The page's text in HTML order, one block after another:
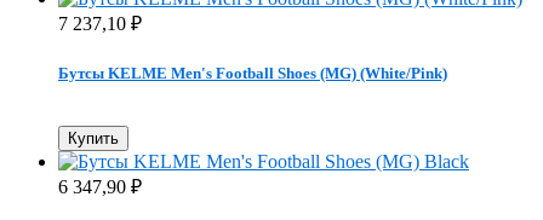
7 237,10 ₽
Бутсы KELME Men's Football Shoes (MG) (White/Pink)
Купить
6 347,90 ₽